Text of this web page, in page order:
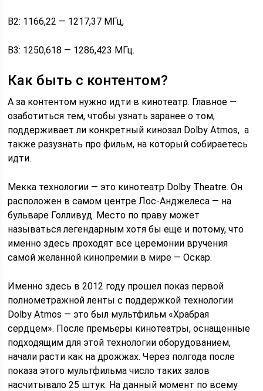
B2: 1166,22 — 1217,37 МГц,
B3: 1250,618 — 1286,423 МГц.
Как быть с контентом?
А за контентом нужно идти в кинотеатр. Главное —
озаботиться тем, чтобы узнать заранее о том,
поддерживает ли конкретный кинозал Dolby Atmos, а
также разузнать про фильм, на который собираетесь
идти.
Мекка технологии — это кинотеатр Dolby Theatre. Он
расположен в самом центре Лос-Анджелеса — на
бульваре Голливуд. Место по праву может
называться легендарным хотя бы еще и потому, что
именно здесь проходят все церемонии вручения
самой желанной кинопремии в мире — Оскар.
Именно здесь в 2012 году прошел показ первой
полнометражной ленты с поддержкой технологии
Dolby Atmos — это был мультфильм «Храбрая
сердцем». После премьеры кинотеатры, оснащенные
подходящим для этой технологии оборудованием,
начали расти как на дрожжах. Через полгода после
показа этого мультфильма число таких залов
насчитывало 25 штук. На данный момент по всему